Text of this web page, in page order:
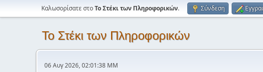
Καλωσορίσατε στοΤο Στέκι των Πληροφορικών. Σύνδεση
Το Στέκι των Πληροφορικών
06 Αυγ 2026, 02:01:38 ΜΜ